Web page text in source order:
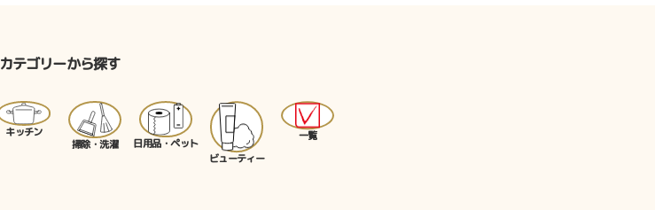
カテゴリーから探す
キッチン
掃除・洗濯 日用品・ペット
ビューティー
一覧